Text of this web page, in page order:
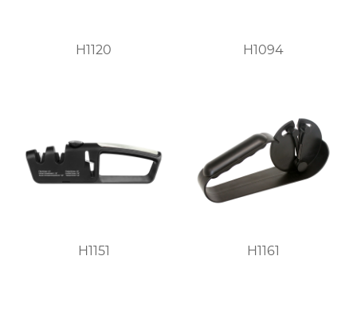
H1120 H1094
H1151 H1161